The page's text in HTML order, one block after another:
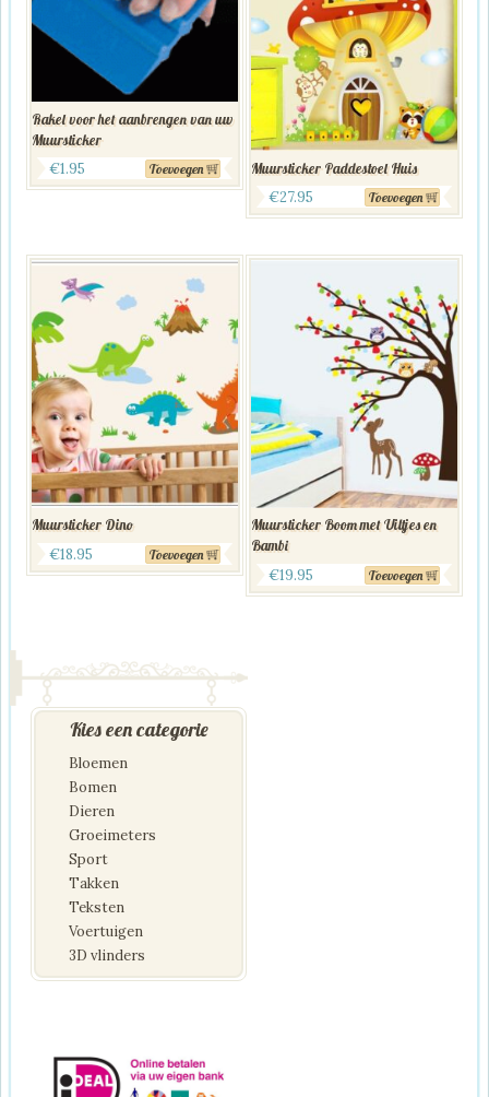
Rakel voor het aanbrengen van uw
Muursticker
€1.95 Toevoegen Muursticker Paddestoel Huis
€27.95 Toevoegen
Muursticker Dino
€18.95 Toevoegen
Muursticker Boom met Uiltjes en
Bambi
€19.95 Toevoegen
Kies een categorie
Bloemen
Bomen
Dieren
Groeimeters
Sport
Takken
Teksten
Voertuigen
3D vlinders